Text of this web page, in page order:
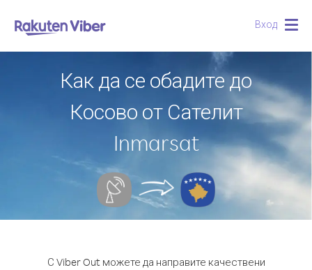
Вход
Как да се обадите до
Косово от Сателит
Inmarsat
С Viber Out можете да направите качествени